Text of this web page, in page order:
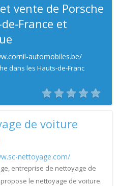
vente de Porsche
France et
automobiles.be/
dans les Hauts-de-Franc
de voiture
nettoyage.com/
entreprise de nettoyage de
le nettoyage de voiture.